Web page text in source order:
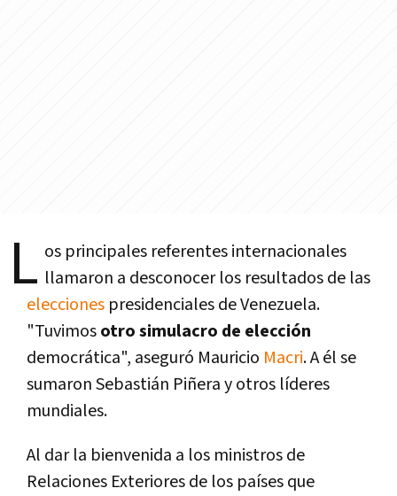
L os principales referentes internacionales
llamaron a desconocer los resultados de las
elecciones presidenciales de Venezuela.
"Tuvimosotro simulacro de elección
democrática", aseguró Mauricio Macri. A él se
sumaron Sebastián Piñera y otros lí­deres
mundiales.
Al dar la bienvenida a los ministros de
Relaciones Exteriores de los paí­ses que